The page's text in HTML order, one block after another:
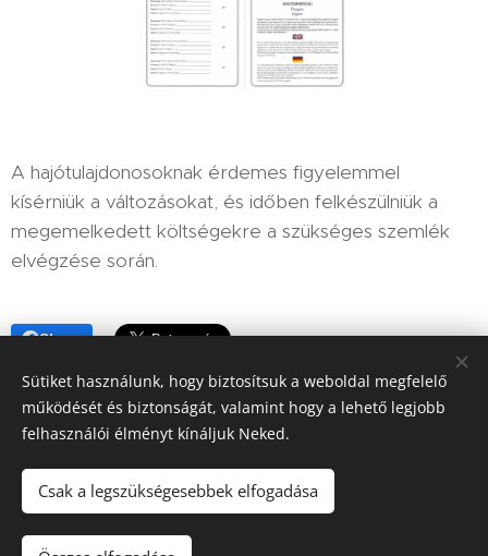
A hajótulajdonosoknak érdemes figyelemmel
kísérniük a változásokat, és időben felkészülniük a
megemelkedett költségekre a szükséges szemlék
elvégzése során.
Share
Sütik
Sütiket használunk, hogy biztosítsuk a weboldal megfelelő
működését és biztonságát, valamint hogy a lehető legjobb
felhasználói élményt kínáljuk Neked.
Csak a legszükségesebbek elfogadása